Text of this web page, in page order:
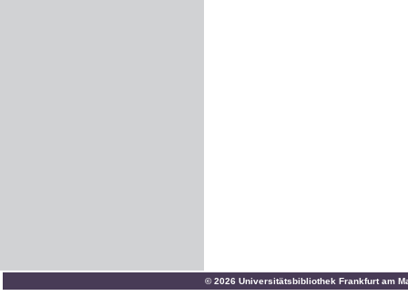
© 2026 Universitätsbibliothek Frankfurt am